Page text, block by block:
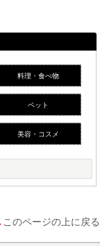
料理・食べ物
ペット
美容・コスメ
このページの上に戻る